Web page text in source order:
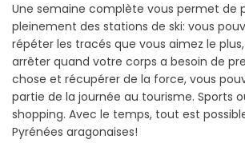
Une semaine complète vous permet de
pleinement des stations de ski: vous
répéter les tracés que vous aimez le
arrêter quand votre corps a besoin de
chose et récupérer de la force, vous
partie de la journée au tourisme. Sports
shopping. Avec le temps, tout est
Pyrénées aragonaises!